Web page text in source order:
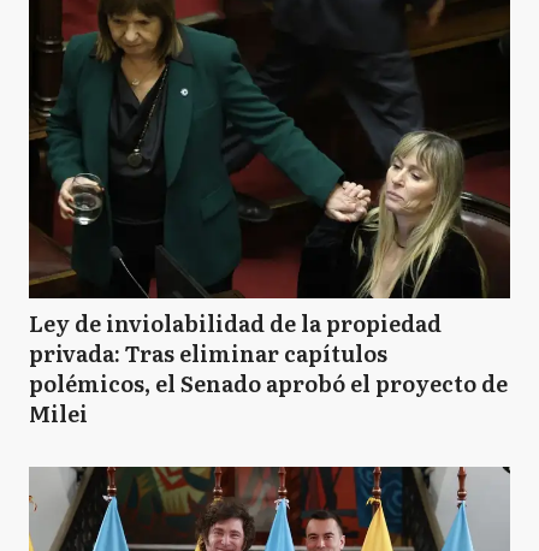
Ley de inviolabilidad de la propiedad
privada: Tras eliminar capítulos
polémicos, el Senado aprobó el proyecto de
Milei